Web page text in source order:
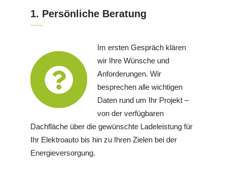
1. Persönliche Beratung
Im ersten Gespräch klären
wir Ihre Wünsche und
Anforderungen. Wir
besprechen alle wichtigen
Daten rund um Ihr Projekt –
von der verfügbaren
Dachfläche über die gewünschte Ladeleistung für
Ihr Elektroauto bis hin zu Ihren Zielen bei der
Energieversorgung.